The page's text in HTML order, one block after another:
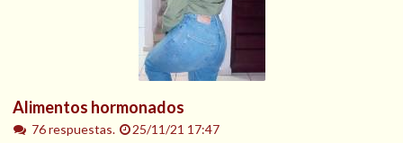
Alimentos hormonados
76 respuestas.
25/11/21 17:47